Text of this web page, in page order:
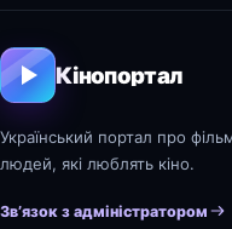
Кінопортал
Український портал про
людей, які люблять кіно.
Зв’язок з адміністратором